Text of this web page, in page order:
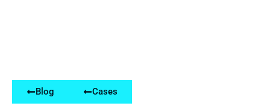
Blog Cases